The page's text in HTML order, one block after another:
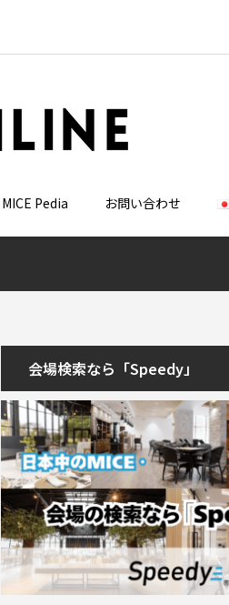
MICE Pedia お問い合わせ
会場検索なら「Speedy」